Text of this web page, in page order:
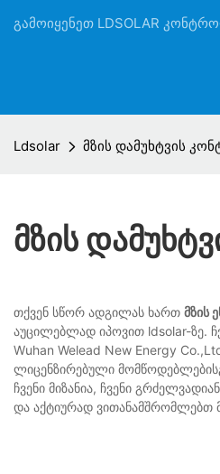
გამოიყენეთ LDSOLAR
Ldsolar მზის დამუხტვის
Მზის
თქვენ სწორ ადგილას ხართ მზის
აუცილებლად იპოვით ldsolar-ზე.
Wuhan Welead New Energy
ლიცენზირებული
ჩვენი მიზანია, ჩვენი
და აქტიურად ვითანამშრომლებთ